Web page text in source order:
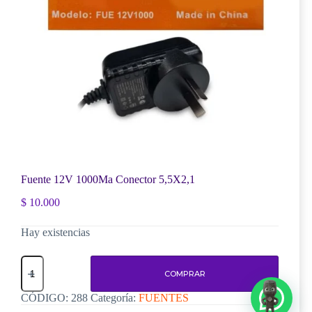
Fuente 12V 1000Ma Conector 5,5X2,1
$ 10.000
Hay existencias
Fuente
12V
Conector
COMPRAR
CÓDIGO: 288 Categoría: FUENTES